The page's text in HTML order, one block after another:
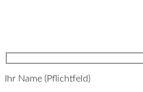
Ihr Name (Pflichtfeld)